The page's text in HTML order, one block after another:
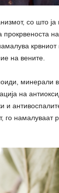
со што
на вените.
минерали
на
и
го намалуваат